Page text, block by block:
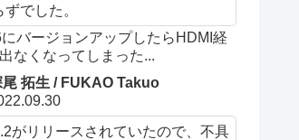
でした。
バージョンアップしたらHDMI経
なくなってしまった...
尾 拓生 / FUKAO Takuo
がリリースされていたので、不具